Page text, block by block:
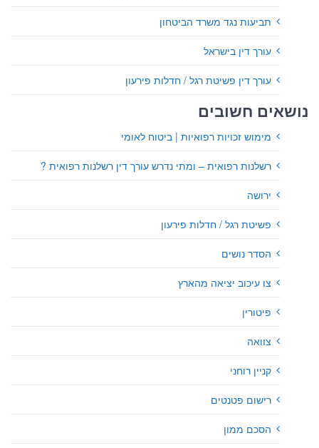
תביעות נגד משרד הביטחון
עורך דין בישראל
עורך דין פשיטת רגל / חדלות פירעון
נושאים חשובים
מימוש זכויות רפואיות | ביטוח לאומי
רשלנות רפואית – ומתי נדרש עורך דין רשלנות רפואית ?
ירושה
פשיטת רגל / חדלות פירעון
הסדר נושים
צו עיכוב יציאה מהארץ
פיטורין
צוואה
קניין רוחני
רישום פטנטים
הסכם ממון